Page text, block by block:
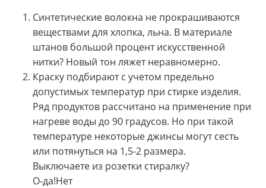
Синтетические волокна не прокрашиваются
веществами для хлопка, льна. В материале
штанов большой процент искусственной
нитки? Новый тон ляжет неравномерно.
Краску подбирают с учетом предельно
допустимых температур при стирке изделия.
Ряд продуктов рассчитано на применение при
нагреве воды до 90 градусов. Но при такой
температуре некоторые джинсы могут сесть
или потянуться на 1,5-2 размера.
Выключаете из розетки стиралку?
О-да!Нет